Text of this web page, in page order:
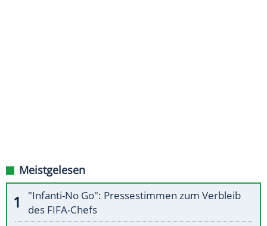
Meistgelesen
"Infanti-No Go": Pressestimmen zum Verbleib
des FIFA-Chefs